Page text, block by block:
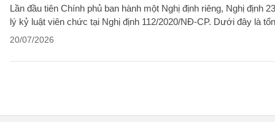
Lần đầu tiên Chính phủ ban hành một Nghị định riêng, Nghị
lý kỷ luật viên chức tại Nghị định 112/2020/NĐ-CP. Dưới đây là
20/07/2026